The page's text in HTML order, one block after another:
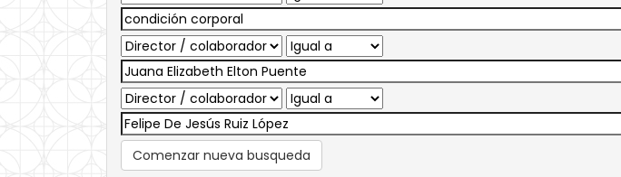
Comenzar nueva busqueda